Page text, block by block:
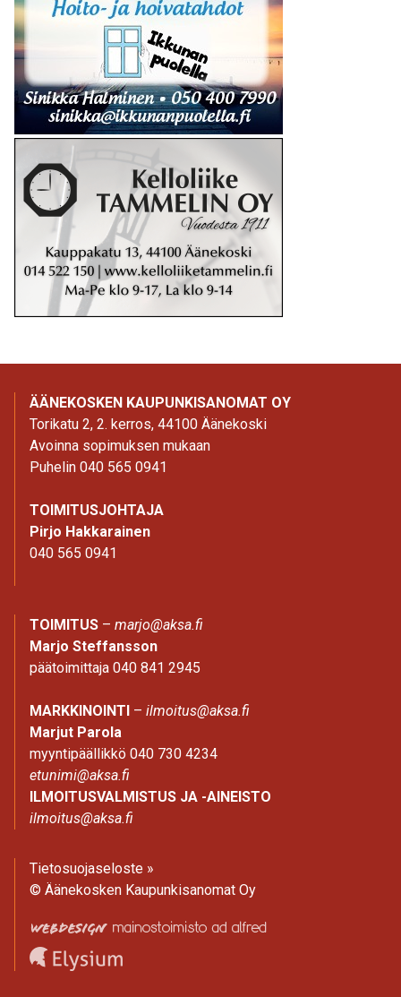
ÄÄNEKOSKEN KAUPUNKISANOMAT OY
Torikatu 2, 2. kerros, 44100 Äänekoski
Avoinna sopimuksen mukaan
Puhelin 040 565 0941
TOIMITUSJOHTAJA
Pirjo Hakkarainen
040 565 0941
TOIMITUS – marjo@aksa.fi
Marjo Steffansson
päätoimittaja 040 841 2945
MARKKINOINTI – ilmoitus@aksa.fi
Marjut Parola
myyntipäällikkö 040 730 4234
etunimi@aksa.fi
ILMOITUSVALMISTUS JA -AINEISTO
ilmoitus@aksa.fi
Tietosuojaseloste »
© Äänekosken Kaupunkisanomat Oy